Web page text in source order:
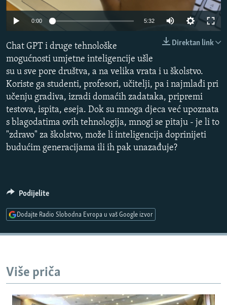
ISPRIČAJ MI
DNEVNO@RSE
SPECIJALI RSE
VIŠE OD NASLOVA
GENOCID U SREBRENICI
POPLAVE I KLIZIŠTA U BIH 2024.
TV LIBERTY
POST SCRIPTUM
SVE KARTE DEJTONA
NASTANAK I RASPAD JUGOSLAVIJE
PRATITE NAS
Sve RFE/RL stranice
240p
0:00 5:32
480p
720p
1080p
Direktan link
Chat GPT i druge tehnološke
mogućnosti umjetne inteligencije ušle
su u sve pore društva, a na velika vrata i u školstvo.
Koriste ga studenti, profesori, učitelji, pa i najmlađi pri
učenju gradiva, izradi domaćih zadataka, pripremi
testova, ispita, eseja. Dok su mnoga djeca već upoznata
s blagodatima ovih tehnologija, mnogi se pitaju - je li to
"zdravo" za školstvo, može li inteligencija doprinijeti
budućim generacijama ili ih pak unazađuje?
Podijelite
Dodajte Radio Slobodna Evropa u vaš Google izvor
Više priča